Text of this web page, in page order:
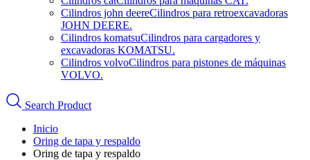
Cilindros john deereCilindros para retroexcavadoras
JOHN DEERE.
Cilindros komatsuCilindros para cargadores y
excavadoras KOMATSU.
Cilindros volvoCilindros para pistones de máquinas
VOLVO.
Search Product
Inicio
Oring de tapa y respaldo
Oring de tapa y respaldo